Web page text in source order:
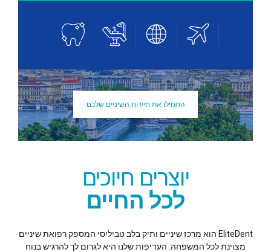
התחילו את תיירות השיניים שלכם
יוצרים חיוכים
לכל החיים
EliteDent הוא מרכז שיניים ותיק בלב טביליסי המספק רפואת שיניים
מצוינת לכל המשפחה. העדיפות שלנו היא לגרום לך להרגיש בנוח